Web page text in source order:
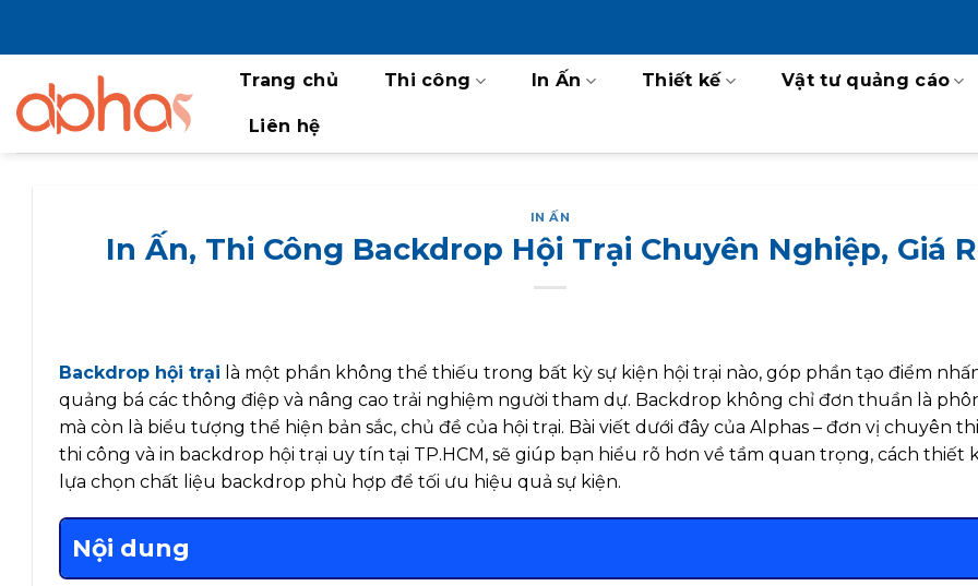
dung
Trang chủ Thi công In Ấn Thiết kế Vật tư quảng cáo
Liên hệ
IN ẤN
In Ấn, Thi Công Backdrop Hội Trại Chuyên Nghiệp, Giá
Backdrop hội trại là một phần không thể thiếu trong bất kỳ sự kiện hội trại nào, góp phần tạo điểm
quảng bá các thông điệp và nâng cao trải nghiệm người tham dự. Backdrop không chỉ đơn thuần là
mà còn là biểu tượng thể hiện bản sắc, chủ đề của hội trại. Bài viết dưới đây của Alphas – đơn vị chuyên
thi công và in backdrop hội trại uy tín tại TP.HCM, sẽ giúp bạn hiểu rõ hơn về tầm quan trọng, cách thiết
lựa chọn chất liệu backdrop phù hợp để tối ưu hiệu quả sự kiện.
Nội dung